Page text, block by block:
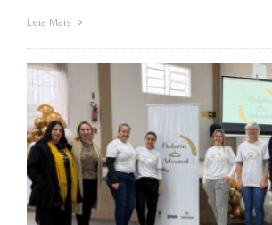
Leia Mais